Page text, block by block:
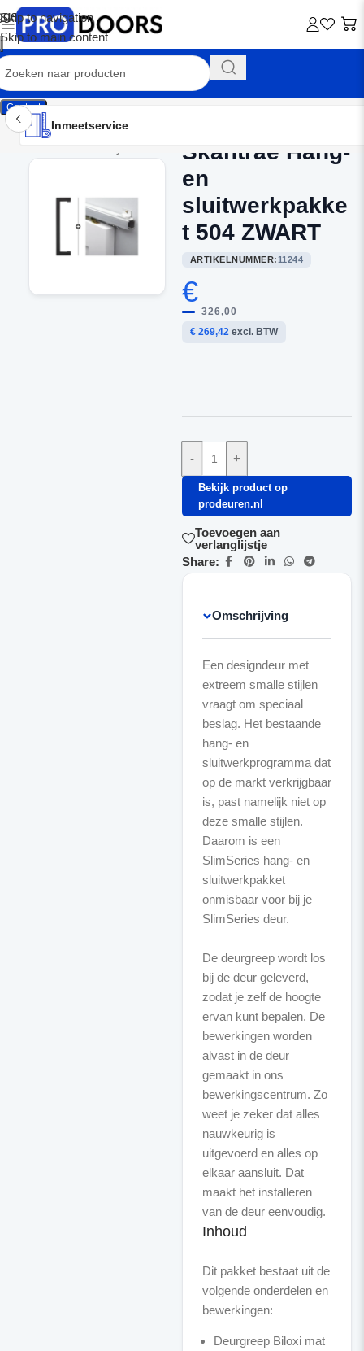
Skip to navigation
Skip to main content
Contact
Inmeetservice
Montageservice
Advies op maat
Showroom
Inmeetservice
Skantrae Hang-
en
sluitwerkpakke
t 504 ZWART
ARTIKELNUMMER:11244
€
326,00
€ 269,42excl. BTW
- +
Bekijk product op
prodeuren.nl
Toevoegen aan
verlanglijstje
Share:
Omschrijving
Een designdeur met
extreem smalle stijlen
vraagt om speciaal
beslag. Het bestaande
hang- en
sluitwerkprogramma dat
op de markt verkrijgbaar
is, past namelijk niet op
deze smalle stijlen.
Daarom is een
SlimSeries hang- en
sluitwerkpakket
onmisbaar voor bij je
SlimSeries deur.
De deurgreep wordt los
bij de deur geleverd,
zodat je zelf de hoogte
ervan kunt bepalen. De
bewerkingen worden
alvast in de deur
gemaakt in ons
bewerkingscentrum. Zo
weet je zeker dat alles
nauwkeurig is
uitgevoerd en alles op
elkaar aansluit. Dat
maakt het installeren
Inhoud
Dit pakket bestaat uit de
volgende onderdelen en
Deurgreep Biloxi mat